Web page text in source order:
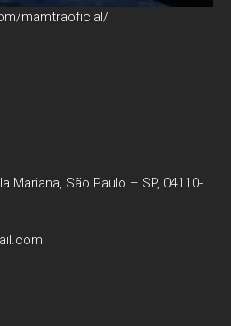
mamtraoficial/
Mariana, São Paulo – SP, 04110-